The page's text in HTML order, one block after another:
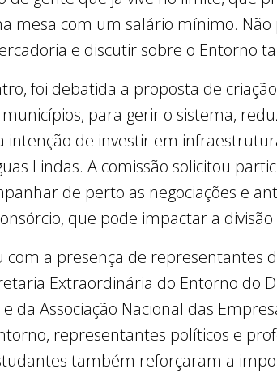
mesa com um salário mínimo.
e discutir sobre o Entorno
foi debatida a proposta de
para gerir o sistema,
intenção de investir em
Lindas. A comissão solicitou
de perto as negociações e
que pode impactar a
com a presença de representantes
Extraordinária do Entorno do
e da Associação Nacional das
representantes políticos e
também reforçaram a